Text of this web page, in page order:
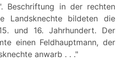
Beschriftung in der rechten
Landsknechte bildeten die
und 16. Jahrhundert. Der
einen Feldhauptmann, der
anwarb . . ."